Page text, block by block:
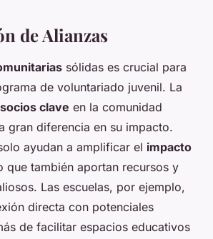
de Alianzas
sólidas es crucial para
de voluntariado juvenil. La
socios clave en la comunidad
gran diferencia en su impacto.
ayudan a amplificar el impacto
que también aportan recursos y
Las escuelas, por ejemplo,
directa con potenciales
de facilitar espacios educativos